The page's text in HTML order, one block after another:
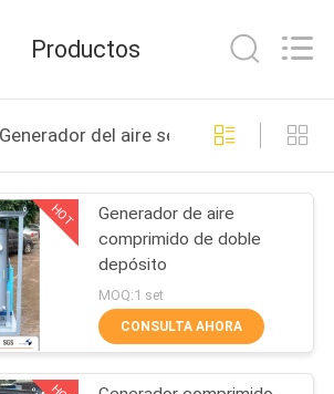
purificador de
187
93
Productos
del aire seco
HOT
Generador de aire
comprimido de doble
depósito
MOQ:1 set
CONSULTA AHORA